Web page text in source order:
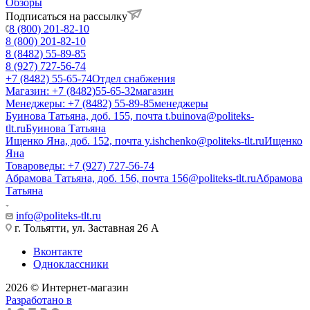
Обзоры
Подписаться на рассылку
8 (800) 201-82-10
8 (800) 201-82-10
8 (8482) 55-89-85
8 (927) 727-56-74
+7 (8482) 55-65-74Отдел снабжения
Магазин: +7 (8482)55-65-32магазин
Менеджеры: +7 (8482) 55-89-85менеджеры
Буинова Татьяна, доб. 155, почта t.buinova@politeks-
tlt.ruБуинова Татьяна
Ищенко Яна, доб. 152, почта y.ishchenko@politeks-tlt.ruИщенко
Яна
Товароведы: +7 (927) 727-56-74
Абрамова Татьяна, доб. 156, почта 156@politeks-tlt.ruАбрамова
Татьяна
info@politeks-tlt.ru
г. Тольятти, ул. Заставная 26 А
Вконтакте
Одноклассники
2026 © Интернет-магазин
Разработано в